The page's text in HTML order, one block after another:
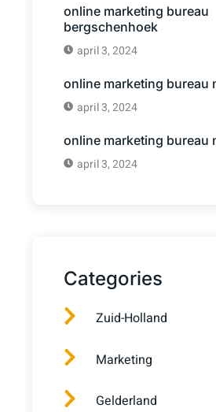
online marketing bureau
bergschenhoek
april 3, 2024
online marketing bureau
april 3, 2024
online marketing bureau
april 3, 2024
Categories
Zuid-Holland
Marketing
Gelderland